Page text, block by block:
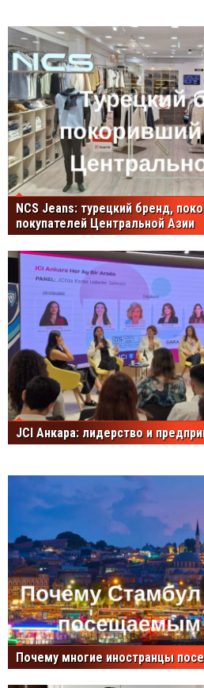
NCS Jeans: турецкий бренд,
покупателей Центральной Азии
JCI Анкара: лидерство и
Почему многие иностранцы